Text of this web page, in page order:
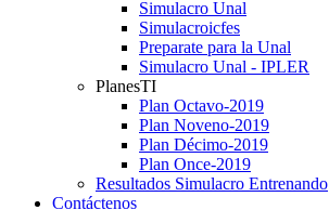
Simulacro Unal
Simulacroicfes
Preparate para la Unal
Simulacro Unal - IPLER
PlanesTI
Plan Octavo-2019
Plan Noveno-2019
Plan Décimo-2019
Plan Once-2019
Resultados Simulacro Entrenando
Contáctenos